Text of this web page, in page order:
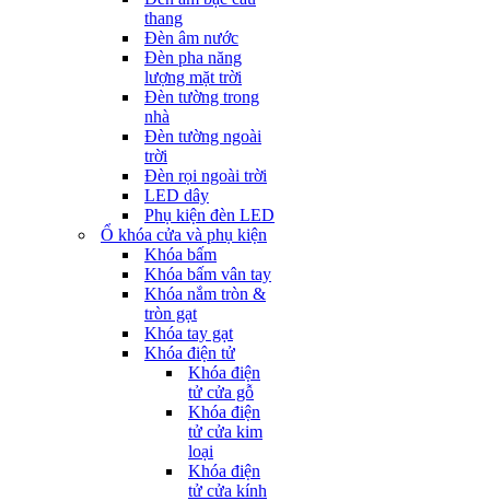
thang
Đèn âm nước
Đèn pha năng
lượng mặt trời
Đèn tường trong
nhà
Đèn tường ngoài
trời
Đèn rọi ngoài trời
LED dây
Phụ kiện đèn LED
Ổ khóa cửa và phụ kiện
Khóa bấm
Khóa bấm vân tay
Khóa nắm tròn &
tròn gạt
Khóa tay gạt
Khóa điện tử
Khóa điện
tử cửa gỗ
Khóa điện
tử cửa kim
loại
Khóa điện
tử cửa kính